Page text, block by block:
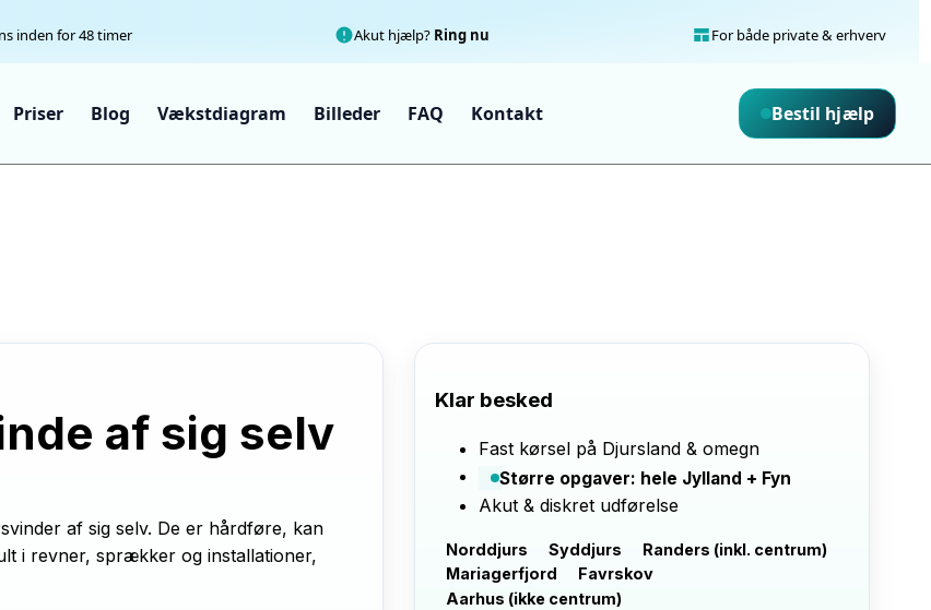
inden for 48 timer Akut hjælp? Ring nu For både private & erhverv
Priser Blog Vækstdiagram Billeder FAQ Kontakt Bestil hjælp
af sig selv
af sig selv. De er hårdføre, kan
i revner, sprækker og installationer,
Klar besked
Fast kørsel på Djursland & omegn
Større opgaver: hele Jylland + Fyn
Akut & diskret udførelse
Norddjurs Syddjurs
Randers (inkl. centrum)
Mariagerfjord
Favrskov
Aarhus (ikke centrum)